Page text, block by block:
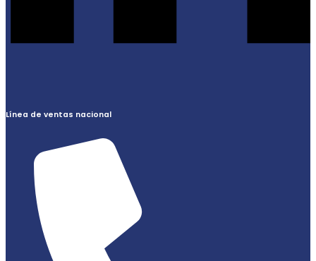
Línea de ventas nacional